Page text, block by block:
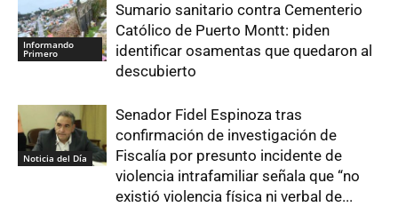
Informando
Primero
Sumario sanitario contra Cementerio
Católico de Puerto Montt: piden
identificar osamentas que quedaron al
descubierto
Noticia del Día
Senador Fidel Espinoza tras
confirmación de investigación de
Fiscalía por presunto incidente de
violencia intrafamiliar señala que “no
existió violencia física ni verbal de...